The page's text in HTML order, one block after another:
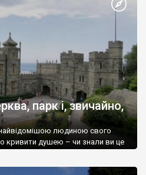
парк і, звичайно,
людиною свого
кривити душею – чи знали ви це